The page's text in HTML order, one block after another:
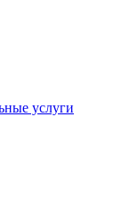
услуги